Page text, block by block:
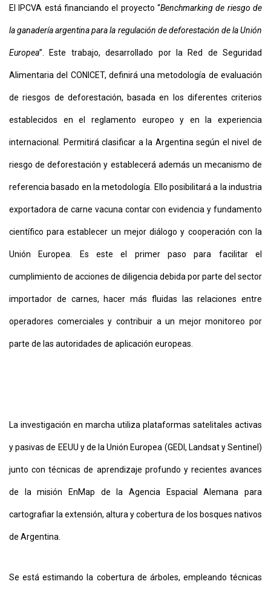
El IPCVA está financiando el proyecto “Benchmarking de riesgo de
la ganadería argentina para la regulación de deforestación de la Unión
Europea”. Este trabajo, desarrollado por la Red de Seguridad
Alimentaria del CONICET, definirá una metodología de evaluación
de riesgos de deforestación, basada en los diferentes criterios
establecidos en el reglamento europeo y en la experiencia
internacional. Permitirá clasificar a la Argentina según el nivel de
riesgo de deforestación y establecerá además un mecanismo de
referencia basado en la metodología. Ello posibilitará a la industria
exportadora de carne vacuna contar con evidencia y fundamento
científico para establecer un mejor diálogo y cooperación con la
Unión Europea. Es este el primer paso para facilitar el
cumplimiento de acciones de diligencia debida por parte del sector
importador de carnes, hacer más fluidas las relaciones entre
operadores comerciales y contribuir a un mejor monitoreo por
parte de las autoridades de aplicación europeas.
La investigación en marcha utiliza plataformas satelitales activas
y pasivas de EEUU y de la Unión Europea (GEDI, Landsat y Sentinel)
junto con técnicas de aprendizaje profundo y recientes avances
de la misión EnMap de la Agencia Espacial Alemana para
cartografiar la extensión, altura y cobertura de los bosques nativos
de Argentina.
Se está estimando la cobertura de árboles, empleando técnicas